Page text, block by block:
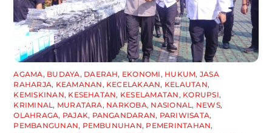
AGAMA, BUDAYA, DAERAH, EKONOMI, HUKUM, JASA
RAHARJA, KEAMANAN, KECELAKAAN, KELAUTAN,
KEMISKINAN, KESEHATAN, KESELAMATAN, KORUPSI,
KRIMINAL, MURATARA, NARKOBA, NASIONAL, NEWS,
OLAHRAGA, PAJAK, PANGANDARAN, PARIWISATA,
PEMBANGUNAN, PEMBUNUHAN, PEMERINTAHAN,